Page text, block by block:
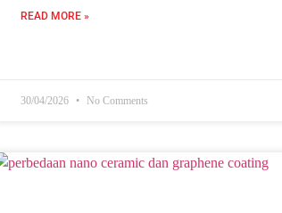
READ MORE »
30/04/2026 No Comments